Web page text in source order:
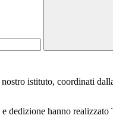
istituto, coordinati
dedizione hanno